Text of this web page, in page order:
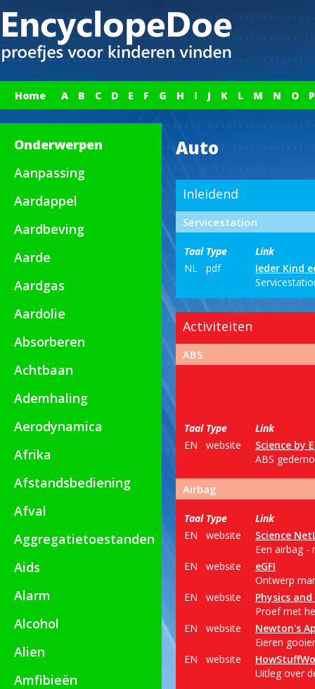
Home A B C D E F G H I J K L M N O P
Onderwerpen
Aanpassing
Aardappel
Aardbeving
Aarde
Aardgas
Aardolie
Absorberen
Achtbaan
Ademhaling
Aerodynamica
Afrika
Afstandsbediening
Afval
Aggregatietoestanden
Aids
Alarm
Alcohol
Alien
Amfibieën
Auto
Inleidend
Servicestation
Taal Type
Link
NL
pdf
Ieder Kind
Activiteiten
ABS
Taal Type
Link
EN
website
Science by
ABS
Airbag
Taal Type
Link
EN
website
Science
Een airbag -
EN
website
eGFI
Ontwerp
EN
website
Physics
Proef met
EN
website
Newton's
Eieren
EN
website
Uitleg over